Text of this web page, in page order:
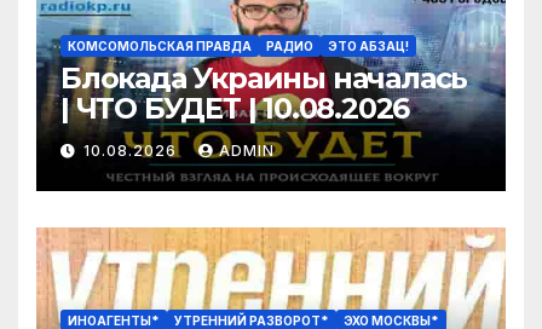
КОМСОМОЛЬСКАЯ ПРАВДА РАДИО ЭТО АБЗАЦ!
Блокада Украины началась
| ЧТО БУДЕТ | 10.08.2026
10.08.2026 ADMIN
ИНОАГЕНТЫ* УТРЕННИЙ РАЗВОРОТ* ЭХО МОСКВЫ*